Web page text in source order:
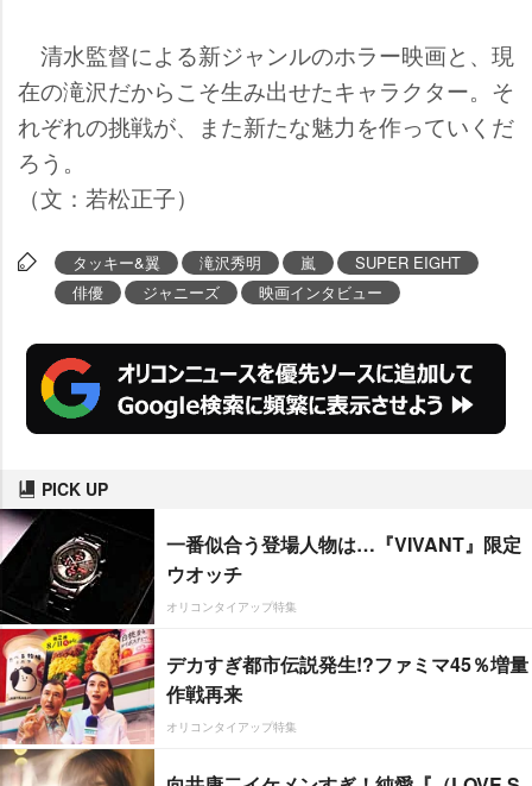
清水監督による新ジャンルのホラー映画と、現
在の滝沢だからこそ生み出せたキャラクター。そ
れぞれの挑戦が、また新たな魅力を作っていくだ
ろう。
（文：若松正子）
タッキー&翼 滝沢秀明 嵐
SUPER EIGHT
俳優
ジャニーズ 映画インタビュー
PICK UP
一番似合う登場人物は…『VIVANT』限定
ウオッチ
オリコンタイアップ特集
デカすぎ都市伝説発生!?ファミマ45％増量
作戦再来
オリコンタイアップ特集